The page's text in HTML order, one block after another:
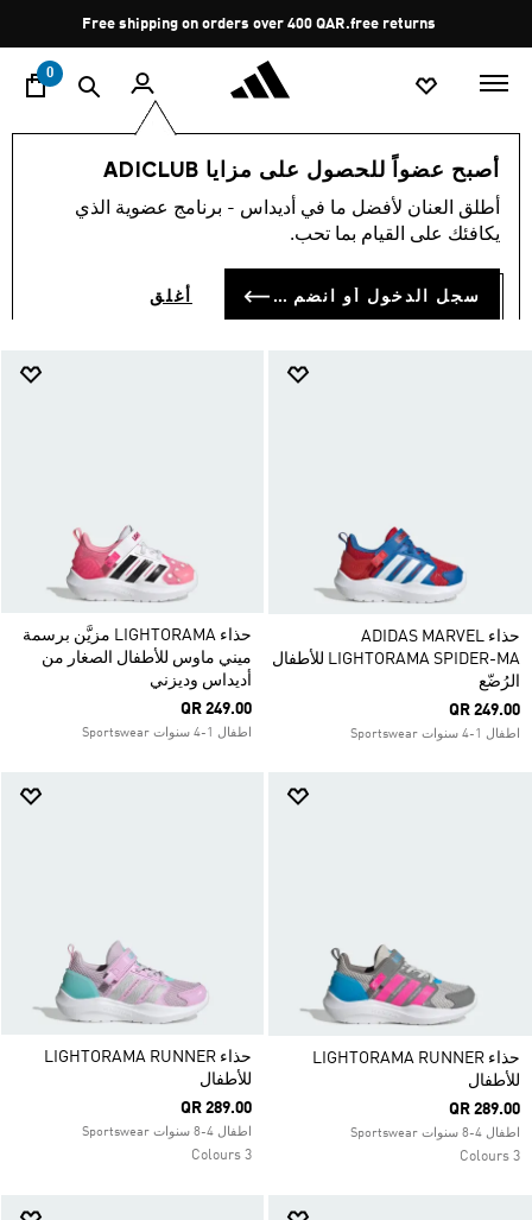
Pause
promotion
rotation
Free shipping on orders over 400 QAR.free returns
0
أصبح عضواً للحصول على مزايا ADICLUB
أطلق العنان لأفضل ما في أديداس - برنامج عضوية الذي
يكافئك على القيام بما تحب.
سجل الدخول أو انضم الآن أغلق
الأطفال أحذية
أحذية
حذاء ADIDAS MARVEL
LIGHTORAMA SPIDER-MA للأطفال
الرُضّع
QR 249.00
اطفال 1-4 سنوات Sportswear
حذاء LIGHTORAMA مزيَّن برسمة
ميني ماوس للأطفال الصغار من
أديداس وديزني
QR 249.00
اطفال 1-4 سنوات Sportswear
حذاء LIGHTORAMA RUNNER
للأطفال
QR 289.00
اطفال 4-8 سنوات Sportswear
3 Colours
حذاء LIGHTORAMA RUNNER
للأطفال
QR 289.00
اطفال 4-8 سنوات Sportswear
3 Colours